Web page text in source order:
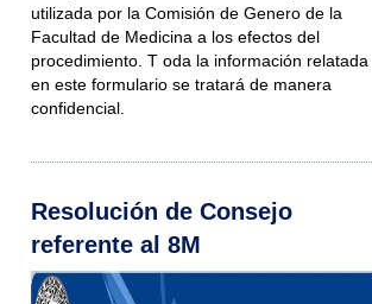
utilizada por la Comisión de Genero de la
Facultad de Medicina a los efectos del
procedimiento. T oda la información relatada
en este formulario se tratará de manera
confidencial.
Resolución de Consejo
referente al 8M